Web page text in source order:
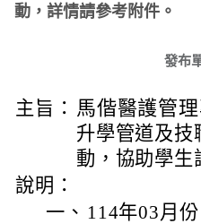
動，詳情請參考附件。
發布
主旨： 馬偕醫護管
升學管道及技
動，協助學生
說明：
一、 114年03月